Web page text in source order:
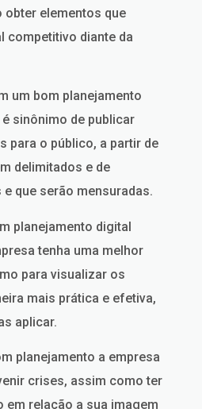
elementos que
competitivo diante da
um bom planejamento
sinônimo de publicar
para o público, a partir de
delimitados e de
que serão mensuradas.
planejamento digital
tenha uma melhor
para visualizar os
mais prática e efetiva,
aplicar.
planejamento a empresa
crises, assim como ter
em relação a sua imagem